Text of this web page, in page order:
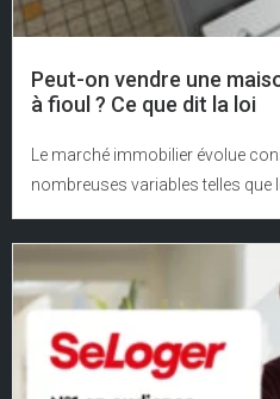
Peut-on vendre une
à fioul ? Ce que dit la loi
Le marché immobilier évolue
nombreuses variables telles que